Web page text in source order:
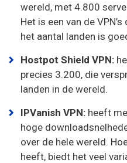
wereld, met 4.800
Het is een van de
het aantal landen is
Hostpot Shield VPN:
precies 3.200, die
landen in de wereld.
IPVanish VPN: heeft
hoge
over de hele wereld.
heeft, biedt het veel